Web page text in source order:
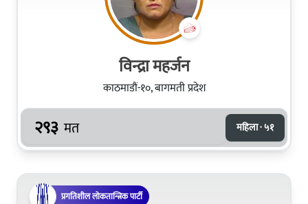
विन्द्रा महर्जन
काठमाडौं-१०, बागमती प्रदेश
२९३ मत महिला · ५१
प्रगतिशील लोकतान्त्रिक पार्टी